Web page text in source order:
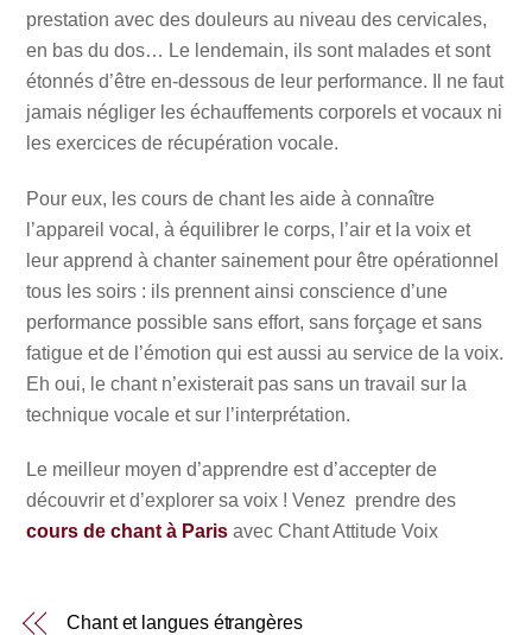
prestation avec des douleurs au niveau des cervicales,
en bas du dos… Le lendemain, ils sont malades et sont
étonnés d’être en-dessous de leur performance. Il ne faut
jamais négliger les échauffements corporels et vocaux ni
les exercices de récupération vocale.
Pour eux, les cours de chant les aide à connaître
l’appareil vocal, à équilibrer le corps, l’air et la voix et
leur apprend à chanter sainement pour être opérationnel
tous les soirs : ils prennent ainsi conscience d’une
performance possible sans effort, sans forçage et sans
fatigue et de l’émotion qui est aussi au service de la voix.
Eh oui, le chant n’existerait pas sans un travail sur la
technique vocale et sur l’interprétation.
Le meilleur moyen d’apprendre est d’accepter de
découvrir et d’explorer sa voix ! Venez prendre des
cours de chant à Paris avec Chant Attitude Voix
Chant et langues étrangères